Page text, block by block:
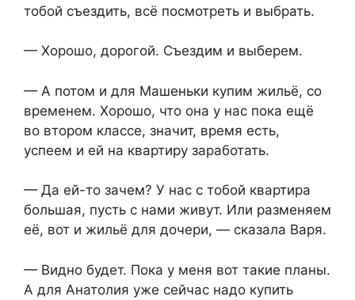
тобой съездить, всё посмотреть и выбрать.
— Хорошо, дорогой. Съездим и выберем.
— А потом и для Машеньки купим жильё, со
временем. Хорошо, что она у нас пока ещё
во втором классе, значит, время есть,
успеем и ей на квартиру заработать.
— Да ей-то зачем? У нас с тобой квартира
большая, пусть с нами живут. Или разменяем
её, вот и жильё для дочери, — сказала Варя.
— Видно будет. Пока у меня вот такие планы.
А для Анатолия уже сейчас надо купить